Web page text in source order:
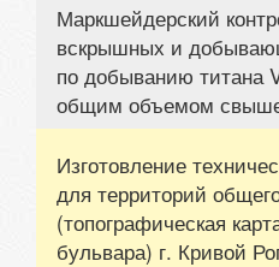
Маркшейдерский
вскрышных и
по добыванию титана
общим объемом
Изготовление
для территорий
(топографическая
бульвара) г. Кривой